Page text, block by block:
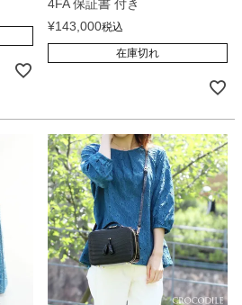
4FA 保証書 付き
¥143,000税込
在庫切れ